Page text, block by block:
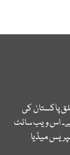
پاکستان کی
اس ویب سائٹ
میڈیا